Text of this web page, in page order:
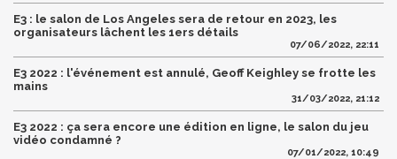
E3 : le salon de Los Angeles sera de retour en 2023, les
organisateurs lâchent les 1ers détails
07/06/2022, 22:11
E3 2022 : l'événement est annulé, Geoff Keighley se frotte les
mains
31/03/2022, 21:12
E3 2022 : ça sera encore une édition en ligne, le salon du jeu
vidéo condamné ?
07/01/2022, 10:49